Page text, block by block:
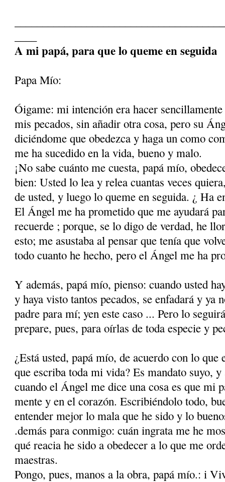
A mi papá, para que lo queme en seguida
Papa Mío:
Óigame: mi intención era hacer
mis pecados, sin añadir otra cosa, pero su
diciéndome que obedezca y haga un como
me ha sucedido en la vida, bueno y malo.
¡No sabe cuánto me cuesta, papá mío,
bien: Usted lo lea y relea cuantas veces
de usted, y luego lo queme en seguida. ¿ Ha
El Ángel me ha prometido que me ayudará
recuerde ; porque, se lo digo de verdad, he
esto; me asustaba al pensar que tenía que
todo cuanto he hecho, pero el Ángel me ha
Y además, papá mío, pienso: cuando usted
y haya visto tantos pecados, se enfadará y ya
padre para mí; yen este caso ... Pero lo
prepare, pues, para oírlas de toda especie y
¿Está usted, papá mío, de acuerdo con lo
que escriba toda mi vida? Es mandato suyo, y
cuando el Ángel me dice una cosa es que mi
mente y en el corazón. Escribiéndolo todo,
entender mejor lo mala que he sido y lo
.demás para conmigo: cuán ingrata me he
qué reacia he sido a obedecer a lo que me
maestras.
Pongo, pues, manos a la obra, papá mío.: i